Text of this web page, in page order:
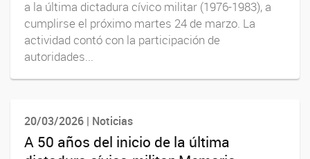
a la última dictadura cívico militar (1976-1983), a
cumplirse el próximo martes 24 de marzo. La
actividad contó con la participación de
autoridades...
20/03/2026 | Noticias
A 50 años del inicio de la última